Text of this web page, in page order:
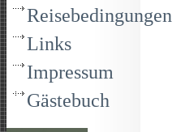
Reisebedingungen
Links
Impressum
Gästebuch